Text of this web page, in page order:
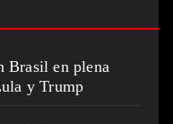
Brasil en plena
y Trump